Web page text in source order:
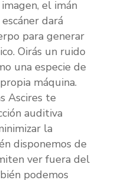
el imán
dará
para generar
Oirás un ruido
una especie de
máquina.
Ascires te
auditiva
la
disponemos de
ver fuera del
podemos